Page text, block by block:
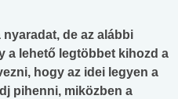
de az alábbi
a lehető legtöbbet kihozd a
hogy az idei legyen a
pihenni, miközben a